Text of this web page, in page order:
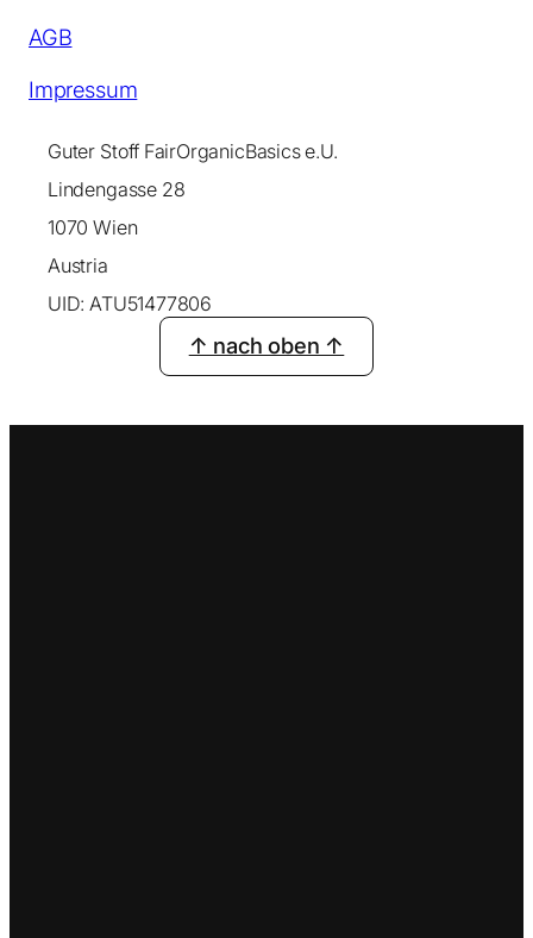
AGB
Impressum
Guter Stoff FairOrganicBasics e.U.
Lindengasse 28
1070 Wien
Austria
UID: ATU51477806
↑ nach oben ↑